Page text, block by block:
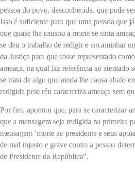
pessoa do povo, desconhecida, que pode
Isso é suficiente para que uma pessoa que
que quase lhe causou a morte se sinta
se deu o trabalho de redigir e encaminhar
da Justiça para que fosse representado
ameaça, na qual faz referência ao atentado
se trata de algo que ainda lhe causa abalo
redigida pelo réu caracteriza ameaça sem
Por fim, apontou que, para se caracterizar
que a mensagem seja redigida na primeira
mensagem ‘morte ao presidente e seus
de mal injusto e grave contra a pessoa
de Presidente da República”.